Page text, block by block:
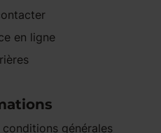
en ligne
générales